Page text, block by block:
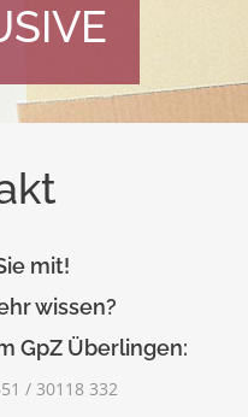
mit!
wissen?
GpZ Überlingen:
/ 30118 332